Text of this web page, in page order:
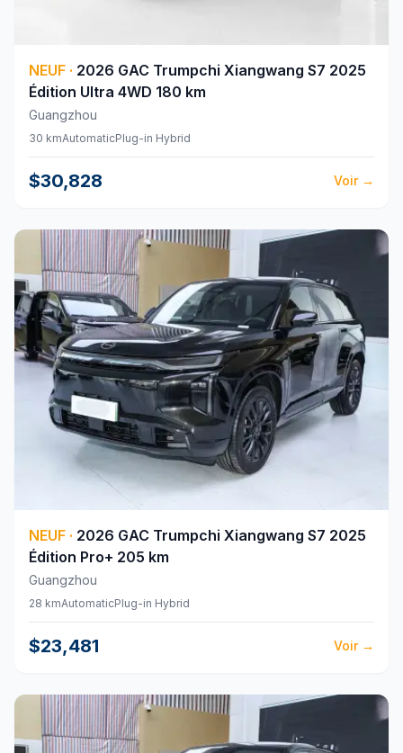
NEUF · 2026 GAC Trumpchi Xiangwang S7 2025
Édition Ultra 4WD 180 km
Guangzhou
30 kmAutomaticPlug-in Hybrid
$30,828 Voir→
NEUF · 2026 GAC Trumpchi Xiangwang S7 2025
Édition Pro+ 205 km
Guangzhou
28 kmAutomaticPlug-in Hybrid
$23,481 Voir→